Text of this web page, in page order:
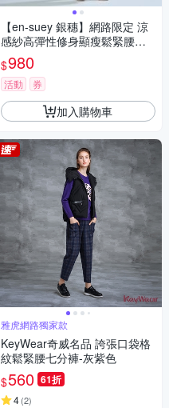
【en-suey 銀穗】網路限定 涼
感紗高彈性修身顯瘦鬆緊腰休
閒褲
$980
活動 券
加入購物車
雅虎網路獨家款
KeyWear奇威名品 誇張口袋格
紋鬆緊腰七分褲-灰紫色
$560 61折
4(2)